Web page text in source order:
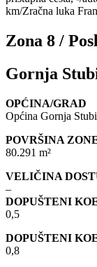
km/Zračna luka
Zona 8 /
Gornja
OPĆINA/GRAD
Općina Gornja
POVRŠINA
80.291 m²
VELIČINA
–
DOPUŠTENI
0,5
DOPUŠTENI
0,8